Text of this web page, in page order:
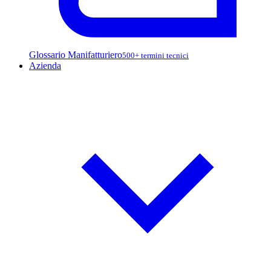
Glossario Manifatturiero500+ termini tecnici
Azienda